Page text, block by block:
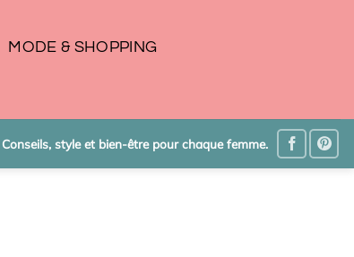
MODE & SHOPPING
Conseils, style et bien-être pour chaque femme.